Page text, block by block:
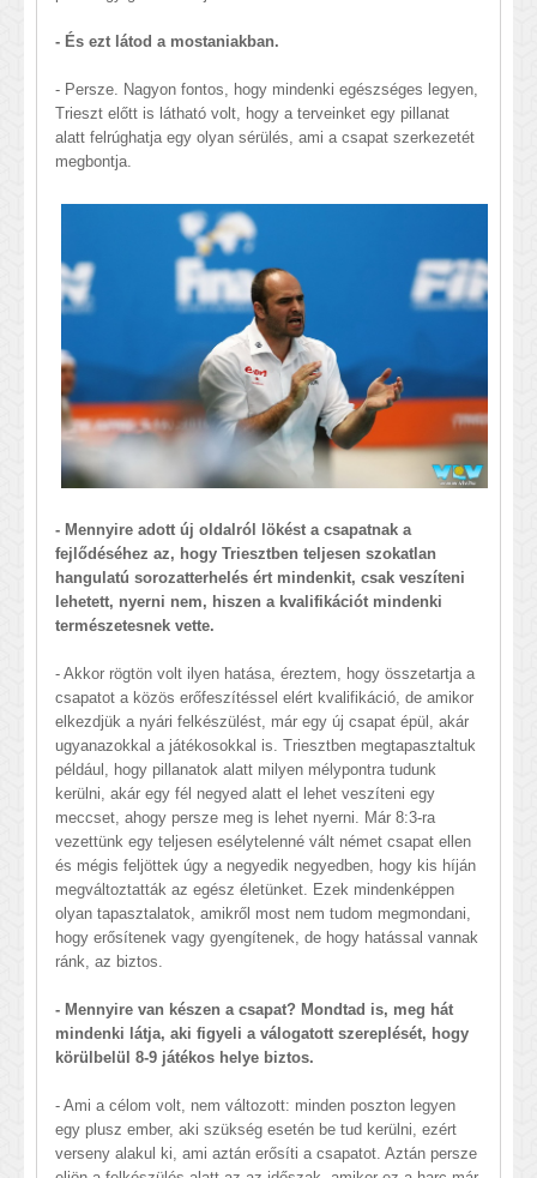
- És ezt látod a mostaniakban.
- Persze. Nagyon fontos, hogy mindenki egészséges legyen,
Trieszt előtt is látható volt, hogy a terveinket egy pillanat
alatt felrúghatja egy olyan sérülés, ami a csapat szerkezetét
megbontja.
- Mennyire adott új oldalról lökést a csapatnak a
fejlődéséhez az, hogy Triesztben teljesen szokatlan
hangulatú sorozatterhelés ért mindenkit, csak veszíteni
lehetett, nyerni nem, hiszen a kvalifikációt mindenki
természetesnek vette.
- Akkor rögtön volt ilyen hatása, éreztem, hogy összetartja a
csapatot a közös erőfeszítéssel elért kvalifikáció, de amikor
elkezdjük a nyári felkészülést, már egy új csapat épül, akár
ugyanazokkal a játékosokkal is. Triesztben megtapasztaltuk
például, hogy pillanatok alatt milyen mélypontra tudunk
kerülni, akár egy fél negyed alatt el lehet veszíteni egy
meccset, ahogy persze meg is lehet nyerni. Már 8:3-ra
vezettünk egy teljesen esélytelenné vált német csapat ellen
és mégis feljöttek úgy a negyedik negyedben, hogy kis híján
megváltoztatták az egész életünket. Ezek mindenképpen
olyan tapasztalatok, amikről most nem tudom megmondani,
hogy erősítenek vagy gyengítenek, de hogy hatással vannak
ránk, az biztos.
- Mennyire van készen a csapat? Mondtad is, meg hát
mindenki látja, aki figyeli a válogatott szereplését, hogy
körülbelül 8-9 játékos helye biztos.
- Ami a célom volt, nem változott: minden poszton legyen
egy plusz ember, aki szükség esetén be tud kerülni, ezért
verseny alakul ki, ami aztán erősíti a csapatot. Aztán persze